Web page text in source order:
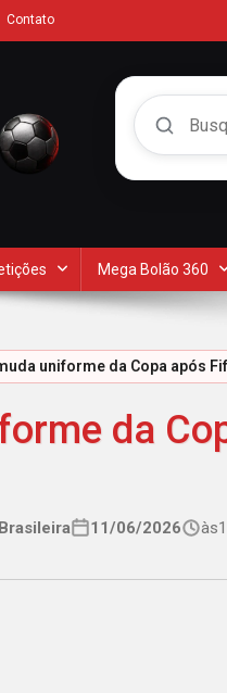
Contato
Buscar no
Mega Bolão 360
uniforme da Copa após
da
11/06/2026 às